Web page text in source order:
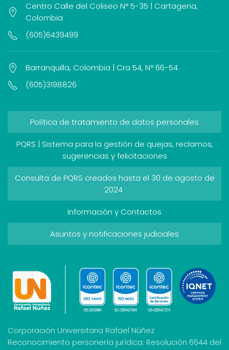
Centro Calle del Coliseo N° 5-35 | Cartagena,
Colombia
(605)6439499
Barranquilla, Colombia | Cra 54, N° 66-54
(605)3198826
Política de tratamiento de datos personales
PQRS | Sistema para la gestión de quejas, reclamos,
sugerencias y felicitaciones
Consulta de PQRS creados hasta el 30 de agosto de
2024
Información y Contactos
Asuntos y notificaciones judiciales
Corporación Universitaria Rafael Núñez
Reconocimiento personería jurídica: Resolución 6644 del